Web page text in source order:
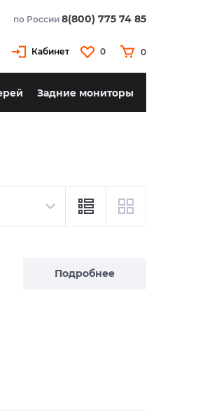
по России 8(800) 775 74 85
Кабинет 0 0
Задние мониторы
Подробнее